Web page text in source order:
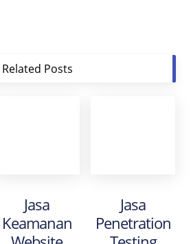
Related Posts
Jasa
Keamanan
Jasa
Penetration